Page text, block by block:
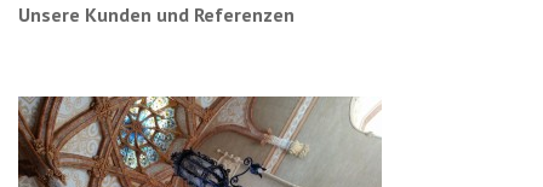
Unsere Kunden und Referenzen